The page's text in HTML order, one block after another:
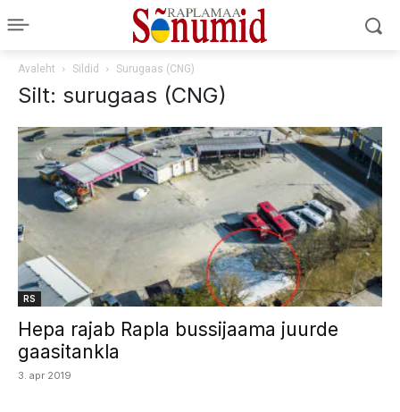
Avaleht Sildid Surugaas (CNG)
Silt: surugaas (CNG)
RS
Hepa rajab Rapla bussijaama juurde
gaasitankla
3. apr 2019